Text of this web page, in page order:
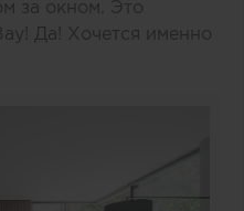
за окном. Это
Да! Хочется именно